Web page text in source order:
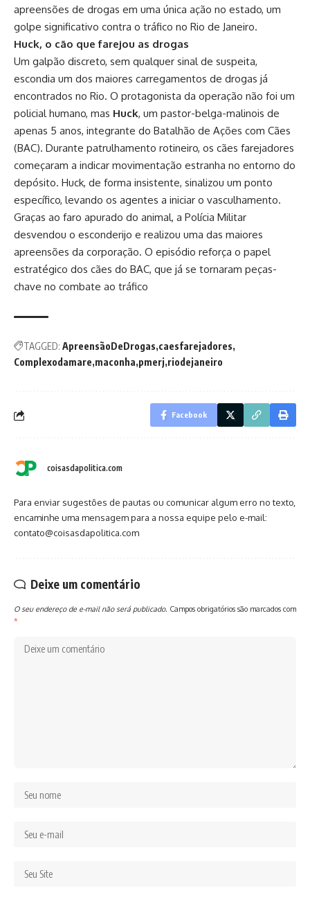
apreensões de drogas em uma única ação no estado, um
golpe significativo contra o tráfico no Rio de Janeiro.
Huck, o cão que farejou as drogas
Um galpão discreto, sem qualquer sinal de suspeita,
escondia um dos maiores carregamentos de drogas já
encontrados no Rio. O protagonista da operação não foi um
policial humano, mas Huck, um pastor-belga-malinois de
apenas 5 anos, integrante do Batalhão de Ações com Cães
(BAC). Durante patrulhamento rotineiro, os cães farejadores
começaram a indicar movimentação estranha no entorno do
depósito. Huck, de forma insistente, sinalizou um ponto
específico, levando os agentes a iniciar o vasculhamento.
Graças ao faro apurado do animal, a Polícia Militar
desvendou o esconderijo e realizou uma das maiores
apreensões da corporação. O episódio reforça o papel
estratégico dos cães do BAC, que já se tornaram peças-
chave no combate ao tráfico
TAGGED: ApreensãoDeDrogas caesfarejadores
Complexodamare maconha pmerj riodejaneiro
Facebook
coisasdapolitica.com
Para enviar sugestões de pautas ou comunicar algum erro no texto,
encaminhe uma mensagem para a nossa equipe pelo e-mail:
contato@coisasdapolitica.com
Deixe um comentário
O seu endereço de e-mail não será publicado. Campos obrigatórios são marcados com
*